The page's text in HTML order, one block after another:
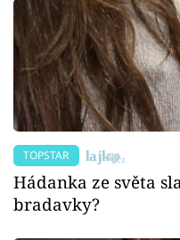
TOPSTAR
Hádanka ze světa
bradavky?